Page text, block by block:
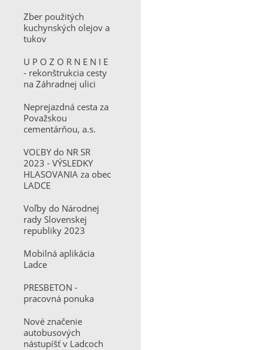
Zber použitých
kuchynských olejov a
tukov
U P O Z O R N E N I E
- rekonštrukcia cesty
na Záhradnej ulici
Neprejazdná cesta za
Považskou
cementárňou, a.s.
VOĽBY do NR SR
2023 - VÝSLEDKY
HLASOVANIA za obec
LADCE
Voľby do Národnej
rady Slovenskej
republiky 2023
Mobilná aplikácia
Ladce
PRESBETON -
pracovná ponuka
Nové značenie
autobusových
nástupíšť v Ladcoch